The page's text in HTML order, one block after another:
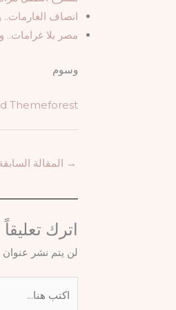
انصاف الغارمات..
مصر بلا غرامات..
وسوم
Themeforest
→ المقالة
اترك تعليقاً
لن يتم نشر عنوان